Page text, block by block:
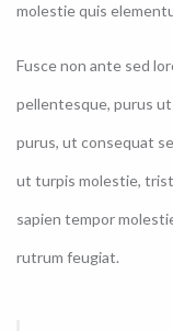
molestie quis
Fusce non ante sed
pellentesque, purus
purus, ut consequat
ut turpis molestie,
sapien tempor
rutrum feugiat.